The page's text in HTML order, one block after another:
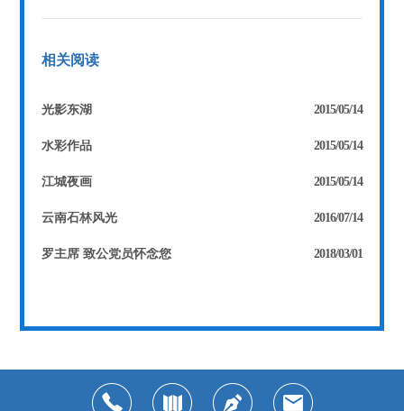
相关阅读
光影东湖 2015/05/14
水彩作品 2015/05/14
江城夜画 2015/05/14
云南石林风光 2016/07/14
罗主席 致公党员怀念您 2018/03/01